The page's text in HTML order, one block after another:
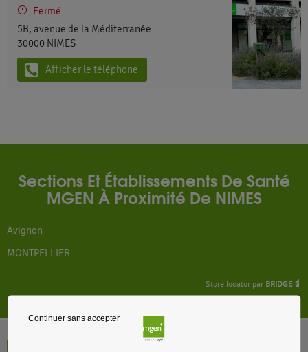
Continuer sans accepter
Fermé
5B, avenue de la Méditerranée
30000 NIMES
Afficher le téléphone
Sections Et Établissements De Santé
MGEN À Proximité De NIMES
Avignon
MONTPELLIER
Store locator par BRIDGE